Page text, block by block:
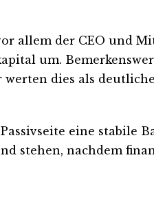
allem der CEO und
um.
dies als
eine stabile
stehen, nachdem